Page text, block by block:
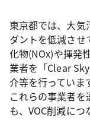
東京都では、大気
ダントを低減さ
化物(NOx)や揮発
業者を「Clear
介等を行っていま
これらの事業者
も、VOC削減につ